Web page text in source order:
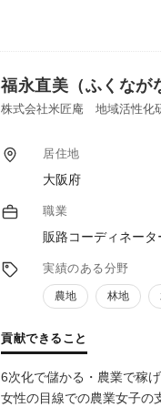
け、所得向上・雇用創出
福永直美（ふくなが
株式会社米匠庵 地域活性化
居住地
大阪府
職業
販路コーディネー
実績のある分野
農地 林地
貢献できること
6次化で儲かる・農業で稼
女性の目線での農業女子の